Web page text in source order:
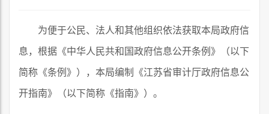
为便于公民、法人和其他组织依法获取本局政府信
息，根据《中华人民共和国政府信息公开条例》（以下
简称《条例》），本局编制《江苏省审计厅政府信息公
开指南》（以下简称《指南》）。